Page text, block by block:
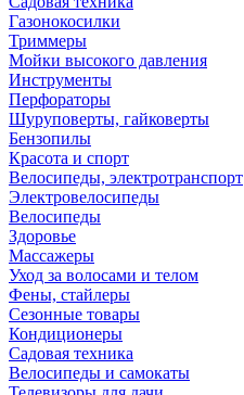
Газонокосилки
Триммеры
Мойки высокого давления
Инструменты
Перфораторы
Шуруповерты, гайковерты
Бензопилы
Красота и спорт
Велосипеды, электротранспорт
Электровелосипеды
Велосипеды
Здоровье
Массажеры
Уход за волосами и телом
Фены, стайлеры
Сезонные товары
Кондиционеры
Садовая техника
Велосипеды и самокаты